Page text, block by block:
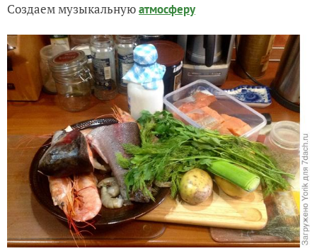
Создаем музыкальнуюатмосферу